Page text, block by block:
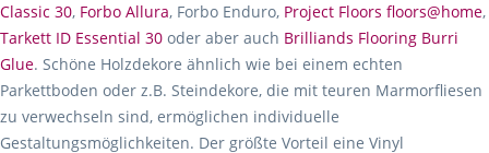
Classic 30, Forbo Allura, Forbo Enduro, Project Floors floors@home,
Tarkett ID Essential 30 oder aber auch Brilliands Flooring Burri
Glue. Schöne Holzdekore ähnlich wie bei einem echten
Parkettboden oder z.B. Steindekore, die mit teuren Marmorfliesen
zu verwechseln sind, ermöglichen individuelle
Gestaltungsmöglichkeiten. Der größte Vorteil eine Vinyl